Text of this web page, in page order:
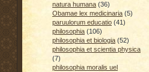
natura humana (36)
Obamae lex medicinaria (5)
paruulorum educatio (41)
philosophia (106)
philosophia et biologia (52)
philosophia et scientia physica
(7)
philosophia moralis uel